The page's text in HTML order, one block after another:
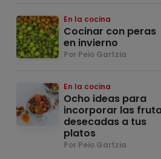
En la cocina
Cocinar con peras
en invierno
Por Peio Gartzia
En la cocina
Ocho ideas para
incorporar las
desecadas a tus
platos
Por Peio Gartzia